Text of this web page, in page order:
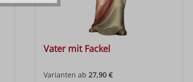
Vater mit Fackel
Varianten ab 27,90 €